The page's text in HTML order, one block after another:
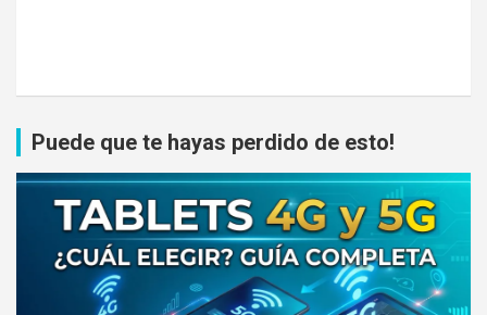
Puede que te hayas perdido de esto!